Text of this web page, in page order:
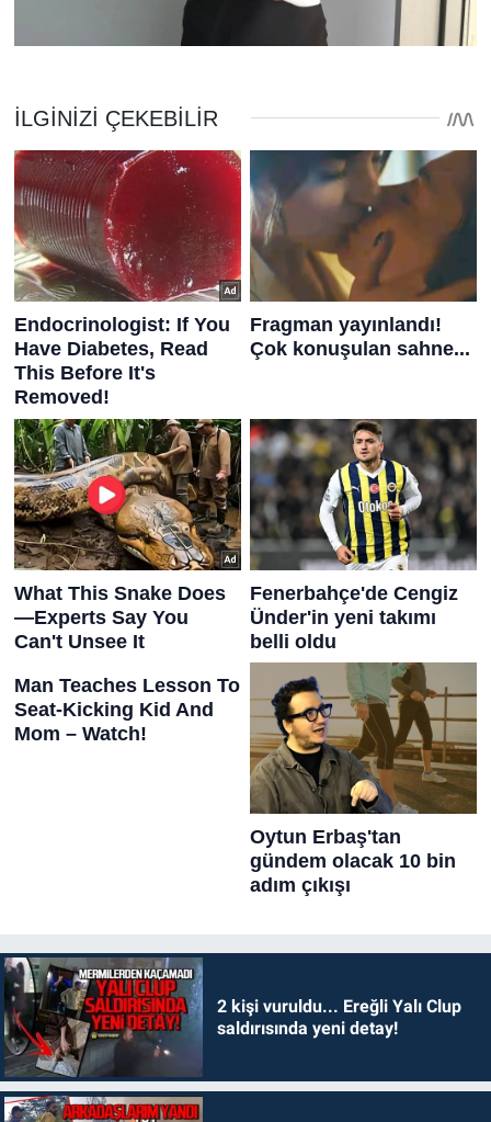
2 kişi vuruldu... Ereğli Yalı Clup
saldırısında yeni detay!